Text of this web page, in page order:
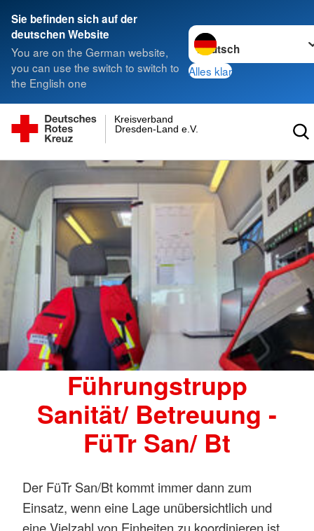
Sie befinden sich auf der
deutschen Website
You are on the German website,
you can use the switch to switch to
the English one
Sprache wechseln zu
Alles klar
Dresden-Land e.V.
Kreisverband
Führungstrupp
Sanität/ Betreuung -
FüTr San/ Bt
Der FüTr San/Bt kommt immer dann zum
Einsatz, wenn eine Lage unübersichtlich und
eine Vielzahl von Einheiten zu koordinieren ist.